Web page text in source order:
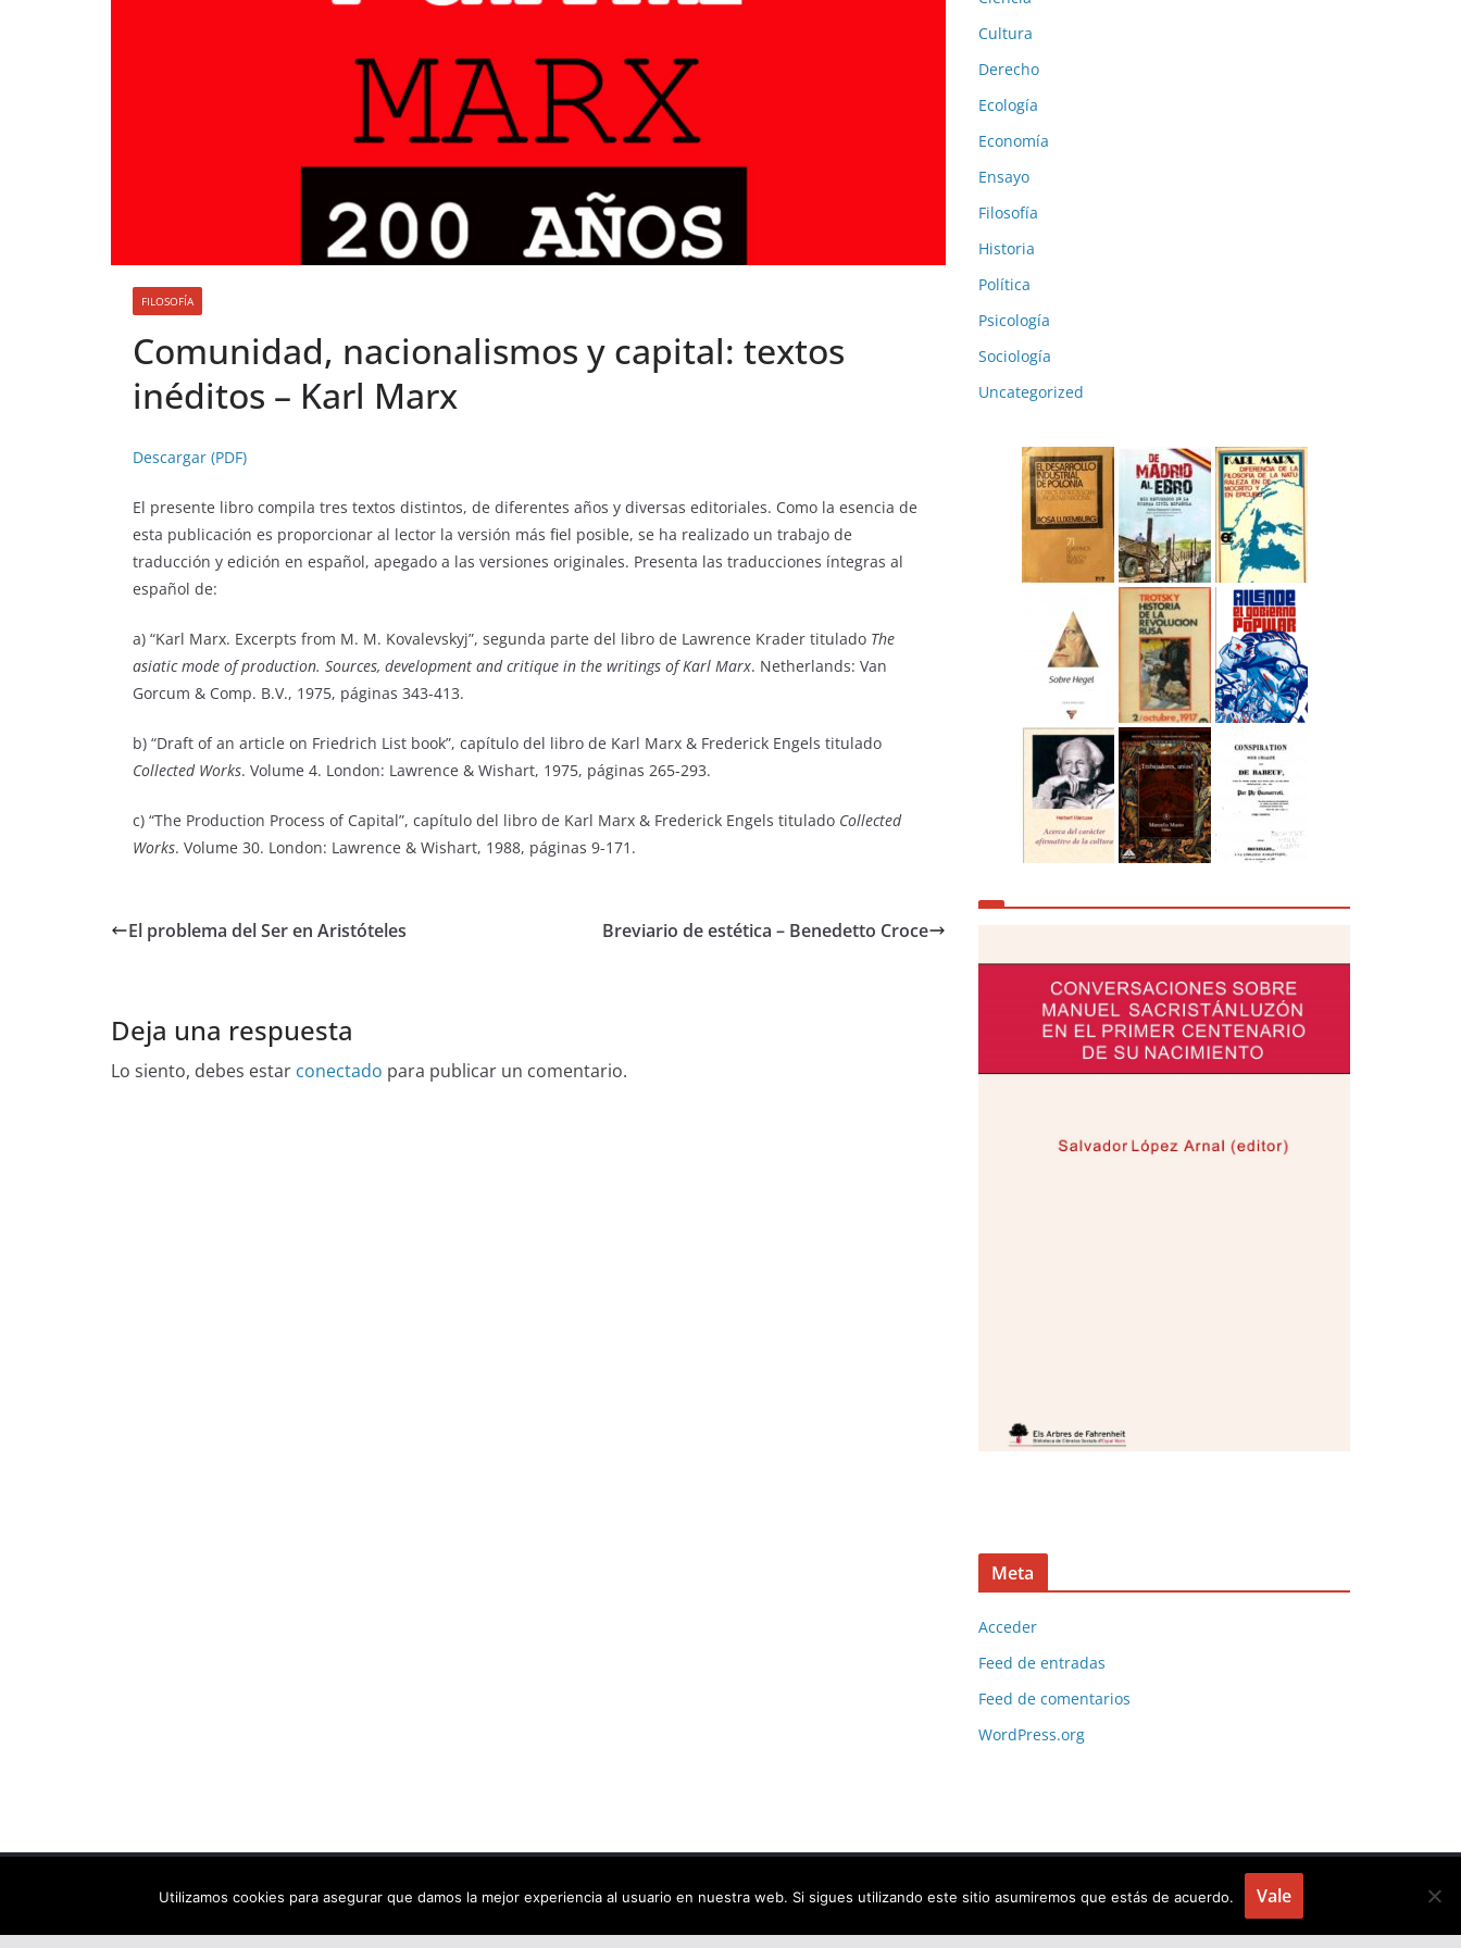
FILOSOFÍA
Comunidad, nacionalismos y capital: textos
inéditos – Karl Marx
Descargar (PDF)
El presente libro compila tres textos distintos, de diferentes años y diversas editoriales. Como la esencia de
esta publicación es proporcionar al lector la versión más fiel posible, se ha realizado un trabajo de
traducción y edición en español, apegado a las versiones originales. Presenta las traducciones íntegras al
español de:
a) “Karl Marx. Excerpts from M. M. Kovalevskyj”, segunda parte del libro de Lawrence Krader titulado The
asiatic mode of production. Sources, development and critique in the writings of Karl Marx. Netherlands: Van
Gorcum & Comp. B.V., 1975, páginas 343-413.
b) “Draft of an article on Friedrich List book”, capítulo del libro de Karl Marx & Frederick Engels titulado
Collected Works. Volume 4. London: Lawrence & Wishart, 1975, páginas 265-293.
c) “The Production Process of Capital”, capítulo del libro de Karl Marx & Frederick Engels titulado Collected
Works. Volume 30. London: Lawrence & Wishart, 1988, páginas 9-171.
El problema del Ser en Aristóteles Breviario de estética – Benedetto Croce
Deja una respuesta
Lo siento, debes estar conectado para publicar un comentario.
Cultura
Derecho
Ecología
Economía
Ensayo
Filosofía
Historia
Política
Psicología
Sociología
Uncategorized
Meta
Acceder
Feed de entradas
Feed de comentarios
WordPress.org
Copyright © 2026 Els arbres de Fahrenheit: biblioteca virtual
. Todos los derechos reservados.
Utilizamos cookies para asegurar que damos la mejor experiencia al usuario en nuestra web. Si sigues utilizando este sitio asumiremos que estás de acuerdo. Vale